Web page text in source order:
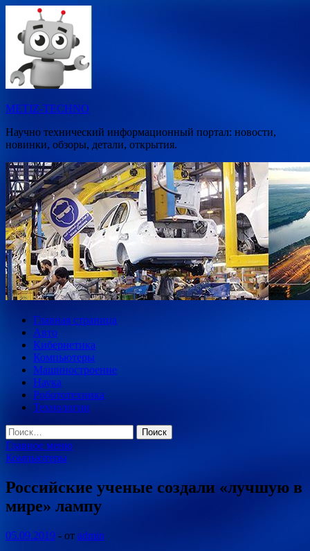
Перейти
содержимому
METIZ-TECHNO
Научно технический информационный портал: новости,
новинки, обзоры, детали, открытия.
Главная страница
Авто
Кибернетика
Компьютеры
Машиностроение
Наука
Робототехника
Технологии
Найти:
Главное меню
Компьютеры
Российские ученые создали «лучшую в
мире» лампу
05.09.2019 - от admin